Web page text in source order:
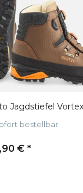
Jagdstiefel Vortex
bestellbar
€ *